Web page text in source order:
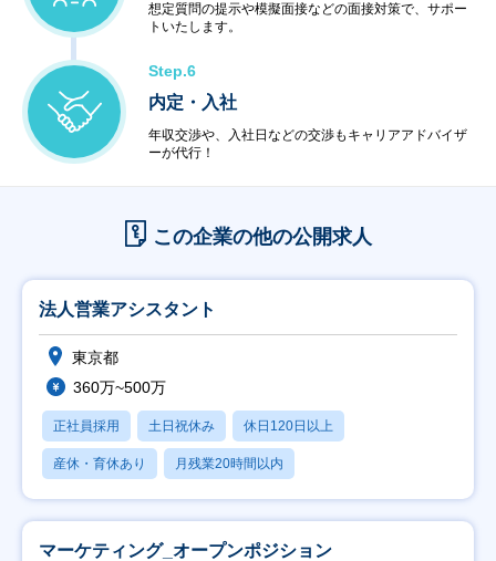
想定質問の提示や模擬面接などの面接対策で、サポー
トいたします。
Step.6
内定・入社
年収交渉や、入社日などの交渉もキャリアアドバイザ
ーが代行！
この企業の他の公開求人
法人営業アシスタント
東京都
360万~500万
正社員採用 土日祝休み 休日120日以上
産休・育休あり 月残業20時間以内
マーケティング_オープンポジション